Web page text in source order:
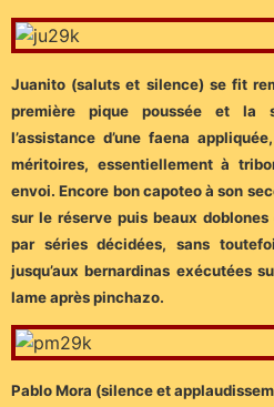
Juanito (saluts et silence) se fit
première pique poussée et la
l’assistance d’une faena
méritoires, essentiellement à
envoi. Encore bon capoteo à son
sur le réserve puis beaux
par séries décidées, sans
jusqu’aux bernardinas exécutées
lame après pinchazo.
Pablo Mora (silence et